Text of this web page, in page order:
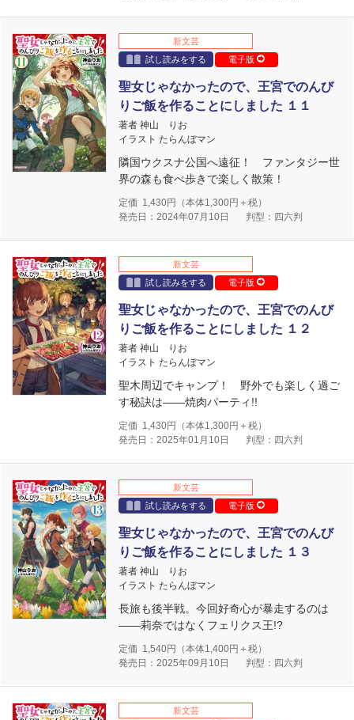
新文芸
試し読みをする
電子版
聖女じゃなかったので、王宮でのんび
りご飯を作ることにしました １１
著者 神山 りお
イラスト たらんぼマン
隣国ウクスナ公国へ遠征！ ファンタジー世
界の森も食べ歩きで楽しく散策！
定価 1,430円（本体1,300円＋税）
発売日：2024年07月10日
判型：四六判
新文芸
試し読みをする
電子版
聖女じゃなかったので、王宮でのんび
りご飯を作ることにしました １２
著者 神山 りお
イラスト たらんぼマン
聖木周辺でキャンプ！ 野外でも楽しく過ご
す秘訣は――焼肉パーティ!!
定価 1,430円（本体1,300円＋税）
発売日：2025年01月10日
判型：四六判
新文芸
試し読みをする
電子版
聖女じゃなかったので、王宮でのんび
りご飯を作ることにしました １３
著者 神山 りお
イラスト たらんぼマン
長旅も後半戦。今回好奇心が暴走するのは
――莉奈ではなくフェリクス王!?
定価 1,540円（本体1,400円＋税）
発売日：2025年09月10日
判型：四六判
新文芸